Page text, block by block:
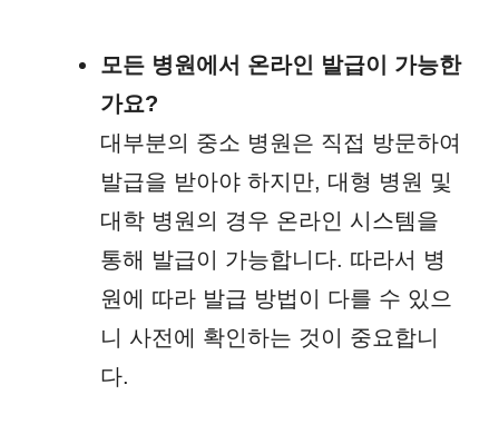
모든 병원에서 온라인 발급이 가능한
가요?
대부분의 중소 병원은 직접 방문하여
발급을 받아야 하지만, 대형 병원 및
대학 병원의 경우 온라인 시스템을
통해 발급이 가능합니다. 따라서 병
원에 따라 발급 방법이 다를 수 있으
니 사전에 확인하는 것이 중요합니
다.